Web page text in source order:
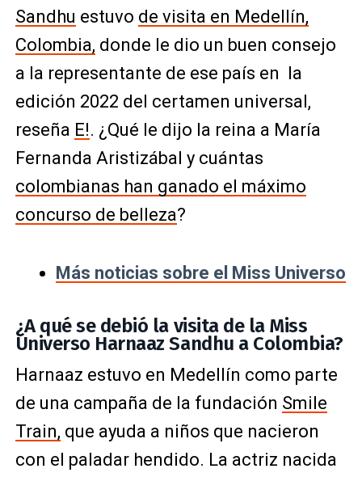
Sandhu estuvo de visita en Medellín,
Colombia, donde le dio un buen consejo
a la representante de ese país en la
edición 2022 del certamen universal,
reseña E!. ¿Qué le dijo la reina a María
Fernanda Aristizábal y cuántas
colombianas han ganado el máximo
concurso de belleza?
Más noticias sobre el Miss Universo
¿A qué se debió la visita de la Miss
Universo Harnaaz Sandhu a Colombia?
Harnaaz estuvo en Medellín como parte
de una campaña de la fundación Smile
Train, que ayuda a niños que nacieron
con el paladar hendido. La actriz nacida